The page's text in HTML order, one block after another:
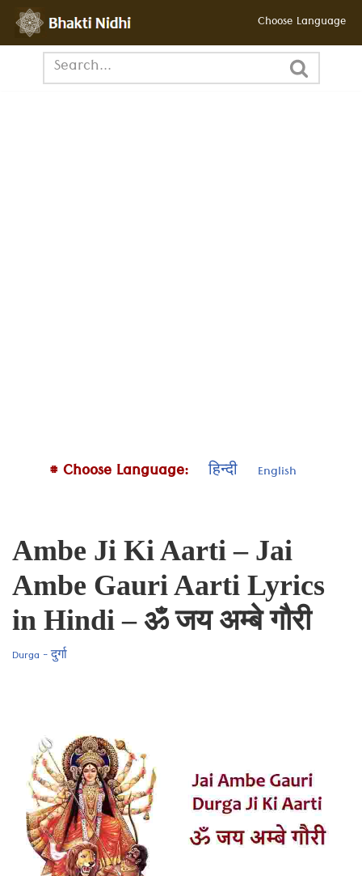
छोड़कर
Choose Language
# Choose Language: हिन्दी English
Ambe Ji Ki Aarti – Jai
Ambe Gauri Aarti Lyrics
in Hindi – ॐ जय अम्बे गौरी
Durga - दुर्गा